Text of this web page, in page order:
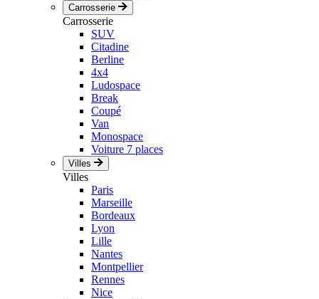
Carrosserie
Carrosserie
SUV
Citadine
Berline
4x4
Ludospace
Break
Coupé
Van
Monospace
Voiture 7 places
Villes
Villes
Paris
Marseille
Bordeaux
Lyon
Lille
Nantes
Montpellier
Rennes
Nice